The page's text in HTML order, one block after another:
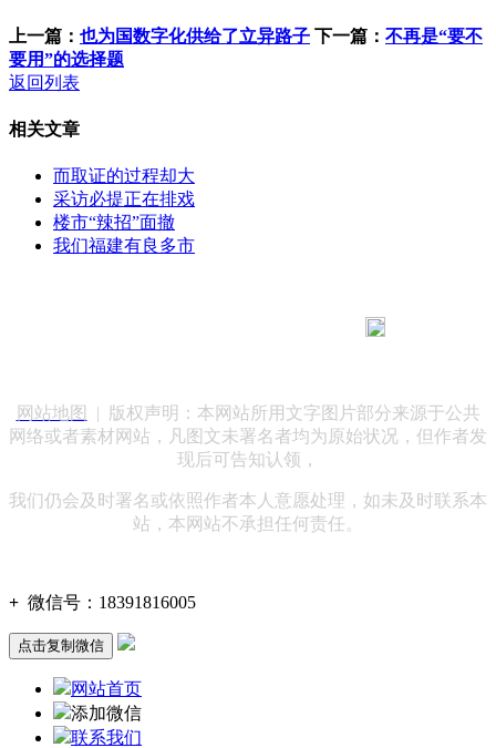
上一篇： 也为国数字化供给了立异路子 下一篇： 不再是“要不
要用”的选择题
返回列表
相关文章
而取证的过程却大
采访必提正在排戏
楼市“辣招”面撤
我们福建有良多市
网站地图
| 版权声明：本网站所用文字图片部分来源于公共
网络或者素材网站，凡图文未署名者均为原始状况，但作者发
现后可告知认领，
我们仍会及时署名或依照作者本人意愿处理，如未及时联系本
站，本网站不承担任何责任。
+ 微信号： 18391816005
点击复制微信
网站首页
添加微信
联系我们